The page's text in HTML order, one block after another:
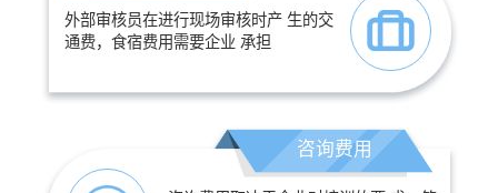
外部审核员在进行现场审核时产 生的交
通费，食宿费用需要企业 承担
咨询费用